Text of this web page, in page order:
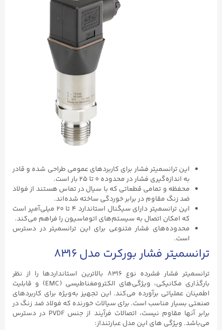
این ترانسمیتر فشار برای کاربردهای عمومی طراحی شده و قادر
به اندازه‌گیری فشار در محدوده ۰ تا ۲۵ بار است.
محفظه و تمامی قطعاتی که با سیال در تماس هستند از فولاد
ضد زنگ مقاوم در برابر خوردگی ساخته شده‌اند.
این ترانسمیتر دارای سیگنال استاندارد ۴ تا ۲۰ میلی‌آمپر است
که امکان اتصال به سیستم‌های اتوماسیون را فراهم می‌کند.
محدوده‌های فشار متنوعی برای این ترانسمیتر در دسترس
است.
ترانسمیتر فشار بورکرت مدل ۸۳۱۶
ترانسمیتر فشار فشرده نوع ۸۳۱۶ بالاترین استانداردها را از نظر
بارگذاری مکانیکی، ویژگی‌های الکترومغناطیسی (EMC) و قابلیت
اطمینان عملیاتی برآورده می‌کند. این تجهیز به‌ویژه برای کاربردهای
صنعتی بسیار مناسب است. برای سیالات خورنده که فولاد ضد زنگ در
برابر آنها مقاوم نیست، اتصالات فرآیند از جنس PVDF در دسترس
می‌باشد. ویژگی های این مدل عبارتنداز: